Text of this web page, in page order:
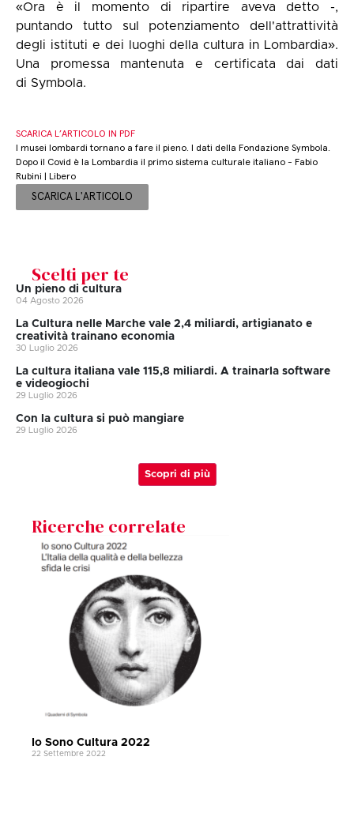
«Ora è il momento di ripartire aveva detto -,
puntando tutto sul potenziamento dell'attrattività
degli istituti e dei luoghi della cultura in Lombardia».
Una promessa mantenuta e certificata dai dati
di Symbola.
SCARICA L’ARTICOLO IN PDF
I musei lombardi tornano a fare il pieno. I dati della Fondazione Symbola.
Dopo il Covid è la Lombardia il primo sistema culturale italiano - Fabio
Rubini | Libero
SCARICA L'ARTICOLO
Scelti per te
Un pieno di cultura
04 Agosto 2026
La Cultura nelle Marche vale 2,4 miliardi, artigianato e
creatività trainano economia
30 Luglio 2026
La cultura italiana vale 115,8 miliardi. A trainarla software
e videogiochi
29 Luglio 2026
Con la cultura si può mangiare
29 Luglio 2026
Scopri di più
Ricerche correlate
Io Sono Cultura 2022
22 Settembre 2022